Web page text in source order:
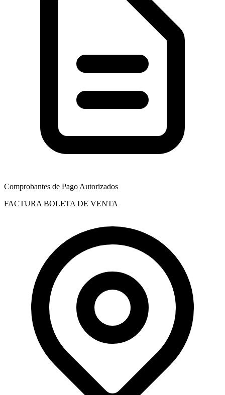
Comprobantes de Pago Autorizados
FACTURA BOLETA DE VENTA